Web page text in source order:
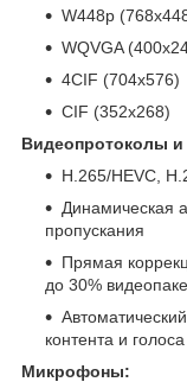
W448p
WQVGA
4CIF (704x576)
CIF (352x268)
Видеопротоколы
H.265/HEVC,
Динамическая
пропускания
Прямая
до 30%
контента и голоса
Микрофоны: